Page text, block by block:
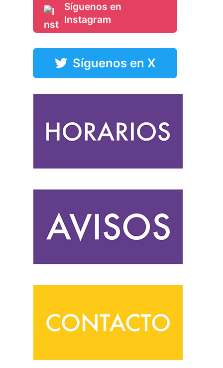
Síguenos en
Instagram
Síguenos en X